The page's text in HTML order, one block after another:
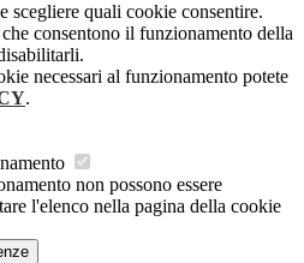
scegliere quali cookie consentire.
consentono il funzionamento della
necessari al funzionamento potete
.
non possono essere
l'elenco nella pagina della cookie